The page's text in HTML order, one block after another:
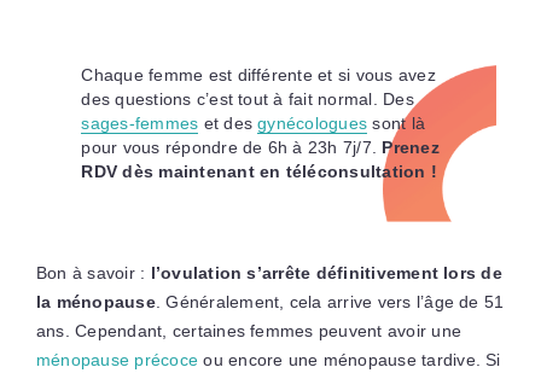
Chaque femme est différente et si vous avez
des questions c’est tout à fait normal. Des
sages-femmes et desgynécologues sont là
pour vous répondre de 6h à 23h 7j/7. Prenez
RDV dès maintenant en téléconsultation !
Bon à savoir : l’ovulation s’arrête définitivement lors de
la ménopause. Généralement, cela arrive vers l’âge de 51
ans. Cependant, certaines femmes peuvent avoir une
ménopause précoce ou encore une ménopause tardive. Si